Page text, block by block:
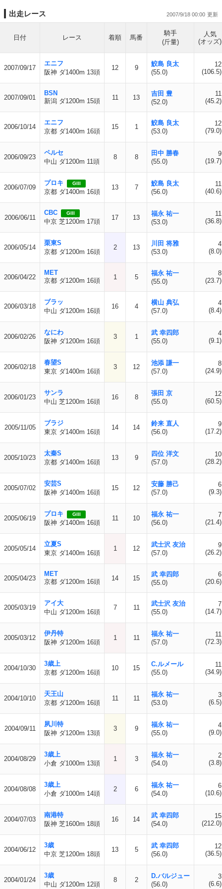
出走レース 2007/9/18 00:00
日付 レース 着順 馬番
騎手
(斤量)
人気
(オッズ)
2007/09/17
エニフ
阪神 ダ1400m 13頭
12 9
鮫島 良太
(55.0)
12
(106.5)
2007/09/01
BSN
新潟 ダ1200m 15頭
11 13
吉田 豊
(52.0)
11
(45.2)
2006/10/14
エニフ
京都 ダ1400m 16頭
15 1
鮫島 良太
(53.0)
12
(79.0)
2006/09/23
ペルセ
中山 ダ1200m 11頭
8 8
田中 勝春
(55.0)
9
(19.7)
2006/07/09
プロキ GIII
京都 ダ1400m 16頭
13 7
鮫島 良太
(56.0)
11
(40.6)
2006/06/11
CBC GIII
中京 芝1200m 17頭
17 13
福永 祐一
(53.0)
11
(36.8)
2006/05/14
栗東S
京都 ダ1200m 16頭
2 13
川田 将雅
(53.0)
4
(8.0)
2006/04/22
MET
京都 ダ1200m 16頭
1 5
福永 祐一
(55.0)
8
(23.7)
2006/03/18
ブラッ
中山 ダ1200m 16頭
16 4
横山 典弘
(57.0)
4
(8.4)
2006/02/26
なにわ
阪神 ダ1200m 16頭
3 1
武 幸四郎
(55.0)
4
(9.1)
2006/02/18
春望S
東京 ダ1400m 16頭
3 12
池添 謙一
(57.0)
8
(24.9)
2006/01/23
サンラ
中山 芝1200m 16頭
16 8
張田 京
(55.0)
12
(60.5)
2005/11/05
ブラジ
東京 ダ1400m 16頭
14 14
鈴来 直人
(56.0)
9
(17.2)
2005/10/23
太秦S
京都 ダ1400m 16頭
13 9
四位 洋文
(57.0)
10
(28.2)
2005/07/02
安芸S
阪神 ダ1400m 16頭
15 12
安藤 勝己
(57.0)
6
(9.3)
2005/06/19
プロキ GIII
阪神 ダ1400m 16頭
11 10
福永 祐一
(56.0)
7
(21.4)
2005/05/14
立夏S
東京 ダ1400m 16頭
1 12
武士沢 友治
(57.0)
9
(26.2)
2005/04/23
MET
京都 ダ1200m 16頭
14 15
武 幸四郎
(55.0)
6
(20.6)
2005/03/19
アイ大
中山 ダ1200m 16頭
7 11
武士沢 友治
(55.0)
7
(14.7)
2005/03/12
伊丹特
阪神 ダ1200m 16頭
1 11
福永 祐一
(57.0)
11
(72.3)
2004/10/30
3歳上
京都 ダ1200m 16頭
10 15
C.ルメール
(55.0)
11
(34.9)
2004/10/10
天王山
京都 ダ1200m 16頭
11 11
福永 祐一
(53.0)
3
(6.5)
2004/09/11
夙川特
阪神 ダ1200m 13頭
3 9
福永 祐一
(55.0)
4
(9.0)
2004/08/29
3歳上
小倉 ダ1000m 13頭
1 3
福永 祐一
(54.0)
2
(3.8)
2004/08/08
3歳上
小倉 ダ1000m 14頭
2 6
福永 祐一
(54.0)
6
(10.6)
2004/07/03
南港特
阪神 芝1600m 18頭
16 14
武 幸四郎
(54.0)
15
(212.0)
2004/06/12
3歳
中京 芝1200m 18頭
13 5
武 幸四郎
(56.0)
12
(36.5)
2004/01/24
3歳
中山 ダ1200m 12頭
8 2
D.バルジュー
(56.0)
3
(6.6)